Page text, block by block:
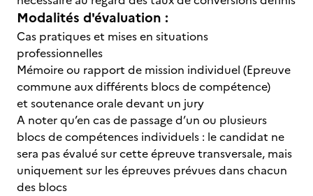
Modalités d'évaluation :
Cas pratiques et mises en situations
professionnelles
Mémoire ou rapport de mission individuel (Epreuve
commune aux différents blocs de compétence)
et soutenance orale devant un jury
A noter qu’en cas de passage d’un ou plusieurs
blocs de compétences individuels : le candidat ne
sera pas évalué sur cette épreuve transversale, mais
uniquement sur les épreuves prévues dans chacun
des blocs